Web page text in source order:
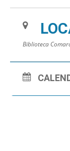
Biblioteca